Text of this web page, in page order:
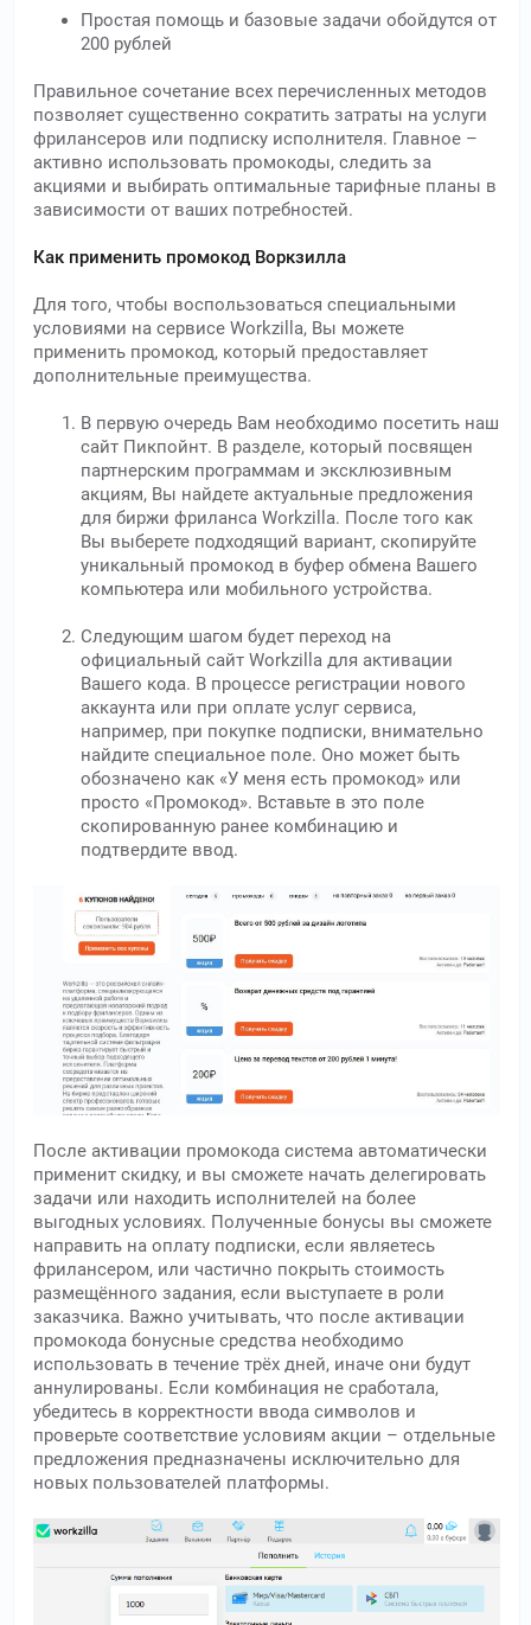
Простая помощь и базовые задачи обойдутся от
200 рублей
Правильное сочетание всех перечисленных методов
позволяет существенно сократить затраты на услуги
фрилансеров или подписку исполнителя. Главное –
активно использовать промокоды, следить за
акциями и выбирать оптимальные тарифные планы в
зависимости от ваших потребностей.
Как применить промокод Воркзилла
Для того, чтобы воспользоваться специальными
условиями на сервисе Workzilla, Вы можете
применить промокод, который предоставляет
дополнительные преимущества.
В первую очередь Вам необходимо посетить наш
сайт Пикпойнт. В разделе, который посвящен
партнерским программам и эксклюзивным
акциям, Вы найдете актуальные предложения
для биржи фриланса Workzilla. После того как
Вы выберете подходящий вариант, скопируйте
уникальный промокод в буфер обмена Вашего
компьютера или мобильного устройства.
Следующим шагом будет переход на
официальный сайт Workzilla для активации
Вашего кода. В процессе регистрации нового
аккаунта или при оплате услуг сервиса,
например, при покупке подписки, внимательно
найдите специальное поле. Оно может быть
обозначено как «У меня есть промокод» или
просто «Промокод». Вставьте в это поле
скопированную ранее комбинацию и
подтвердите ввод.
После активации промокода система автоматически
применит скидку, и вы сможете начать делегировать
задачи или находить исполнителей на более
выгодных условиях. Полученные бонусы вы сможете
направить на оплату подписки, если являетесь
фрилансером, или частично покрыть стоимость
размещённого задания, если выступаете в роли
заказчика. Важно учитывать, что после активации
промокода бонусные средства необходимо
использовать в течение трёх дней, иначе они будут
аннулированы. Если комбинация не сработала,
убедитесь в корректности ввода символов и
проверьте соответствие условиям акции – отдельные
предложения предназначены исключительно для
новых пользователей платформы.